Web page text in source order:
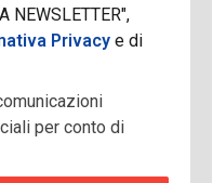
NEWSLETTER",
Privacy e di
per conto di